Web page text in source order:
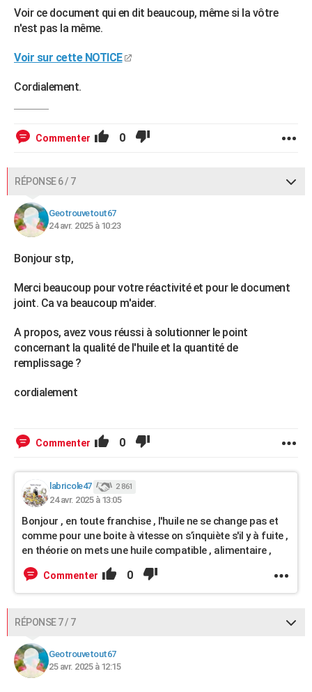
Voir ce document qui en dit beaucoup, même si la vôtre
n'est pas la même.
Voir sur cette NOTICE
Cordialement.
Commenter 0
RÉPONSE 6 / 7
Geotrouvetout67
24 avr. 2025 à 10:23
Bonjour stp,
Merci beaucoup pour votre réactivité et pour le document
joint. Ca va beaucoup m'aider.
A propos, avez vous réussi à solutionner le point
concernant la qualité de l'huile et la quantité de
remplissage ?
cordialement
Commenter 0
labricole47 2 861
24 avr. 2025 à 13:05
Bonjour , en toute franchise , l'huile ne se change pas et
comme pour une boite à vitesse on s’inquiète s'il y à fuite ,
en théorie on mets une huile compatible , alimentaire ,
Commenter 0
RÉPONSE 7 / 7
Geotrouvetout67
25 avr. 2025 à 12:15